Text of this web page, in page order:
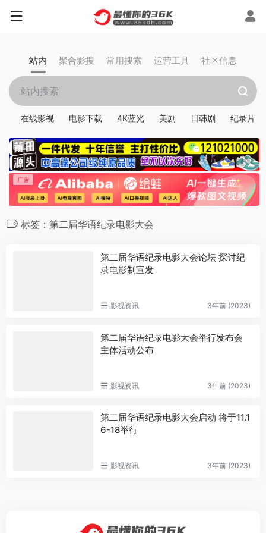
站内 聚合影搜 常用搜索 运营工具 社区信息
在线影视 电影下载 4K蓝光 美剧 日韩剧 纪录片
标签：第二届华语纪录电影大会
第二届华语纪录电影大会论坛 探讨纪
录电影制宣发
影视资讯 3年前 (2023)
第二届华语纪录电影大会举行发布会
主体活动公布
影视资讯 3年前 (2023)
第二届华语纪录电影大会启动 将于11.1
6-18举行
影视资讯 3年前 (2023)